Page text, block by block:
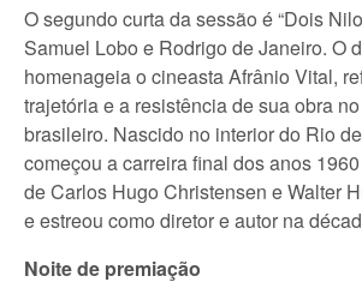
O segundo curta da sessão é “Dois
Samuel Lobo e Rodrigo de Janeiro. O
homenageia o cineasta Afrânio Vital,
trajetória e a resistência de sua obra
brasileiro. Nascido no interior do Rio
começou a carreira final dos anos
de Carlos Hugo Christensen e Walter
e estreou como diretor e autor na
Noite de premiação